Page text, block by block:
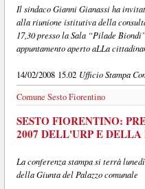
Il sindaco Gianni Gianassi ha
alla riunione istitutiva della
17,30 presso la Sala “Pilade
appuntamento aperto aLLa
14/02/2008 15.02 Ufficio Stampa
Comune Sesto Fiorentino
SESTO FIORENTINO:
2007 DELL'URP E
La conferenza stampa si terrà
della Giunta del Palazzo comunale